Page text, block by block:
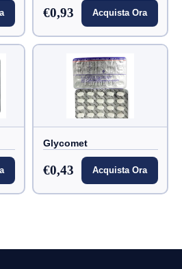
€0,93 Acquista Ora
Glycomet
€0,43 Acquista Ora